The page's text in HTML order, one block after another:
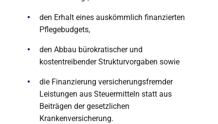
den Erhalt eines auskömmlich finanzierten
Pflegebudgets,
den Abbau bürokratischer und
kostentreibender Strukturvorgaben sowie
die Finanzierung versicherungsfremder
Leistungen aus Steuermitteln statt aus
Beiträgen der gesetzlichen
Krankenversicherung.